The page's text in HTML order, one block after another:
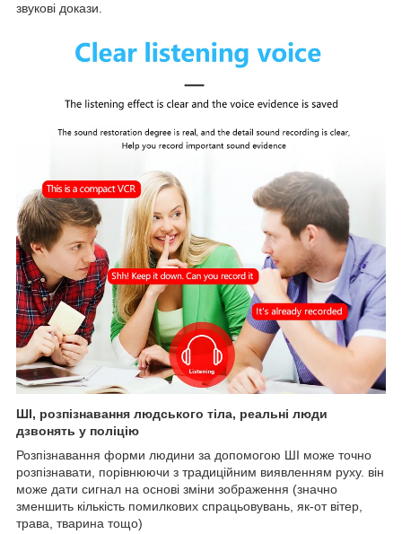
звукові докази.
ШІ, розпізнавання людського тіла, реальні люди
дзвонять у поліцію
Розпізнавання форми людини за допомогою ШІ може точно
розпізнавати, порівнюючи з традиційним виявленням руху. він
може дати сигнал на основі зміни зображення (значно
зменшить кількість помилкових спрацьовувань, як-от вітер,
трава, тварина тощо)